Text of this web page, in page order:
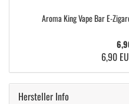
Aroma King Vape Bar E-
6,90
Hersteller Info